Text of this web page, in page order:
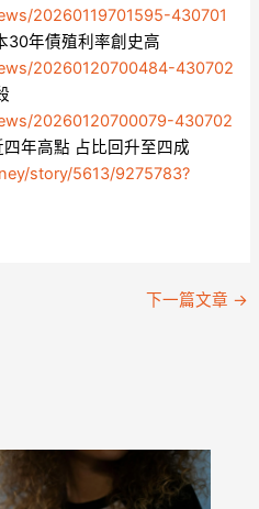
20260119701595-430701
30年債殖利率創史高
20260120700484-430702
20260120700079-430702
年高點 占比回升至四成
story/5613/9275783?
下一篇文章 →